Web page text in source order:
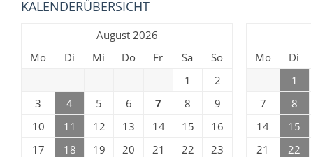
KALENDERÜBERSICHT
August 2026
Mo
Di Mi Do Fr Sa
So
1
2
3
4 5 6 7 8
9
10
11 12 13 14 15
16
17
18 19 20 21 22
23
Mo
Di
1
7
8
14
15
21
22